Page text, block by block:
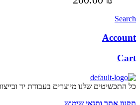
Search
Account
Cart
כל התכשיטים שלנו מיוצרים בעבודת יד
תקנון אתר ותנאי שימוש